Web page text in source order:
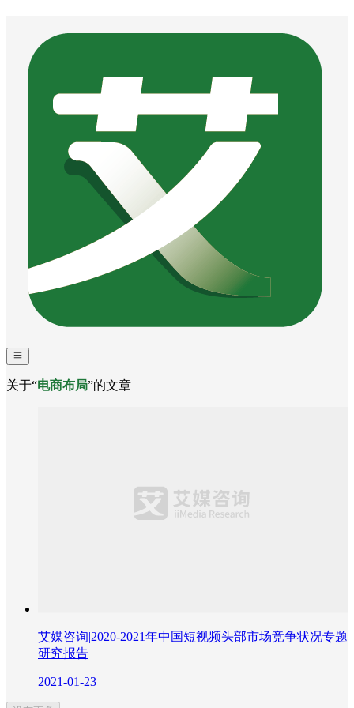
关于“电商布局”的文章
艾媒咨询|2020-2021年中国短视频头部市场竞争状况专题
研究报告
2021-01-23